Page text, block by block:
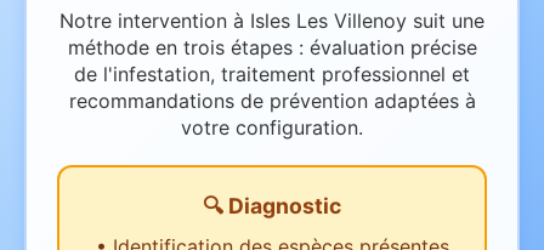
Notre intervention à Isles Les Villenoy suit une
méthode en trois étapes : évaluation précise
de l'infestation, traitement professionnel et
recommandations de prévention adaptées à
votre configuration.
🔍 Diagnostic